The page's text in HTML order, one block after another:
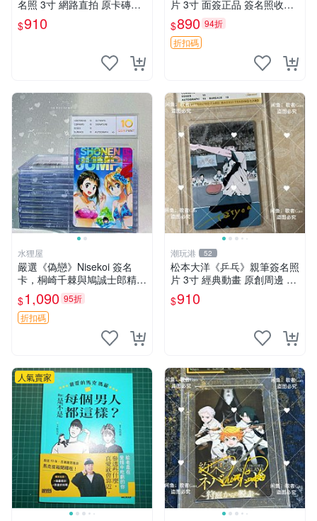
名照 3寸 網路直拍 原卡磚包
裝 發行限量 規格精細 收藏推
薦 yo-tsuba 簽名照 四葉妹妹
$910
片 3寸 面簽正品 簽名照收藏
推薦 電腦 動畫 原創漫畫
$890 94折
折扣碼
水狸屋
嚴選《偽戀》Nisekoi 簽名
卡，桐崎千棘與鳩誠士郎精美
周邊，3寸日版中古帶原裝卡
磚，國內直郵 偽戀 Nisekoi
簽名卡 桐崎千棘
$1,090 95折
折扣碼
潮玩港 52
松本大洋《乒乓》親筆簽名照
片 3寸 經典動畫 原創周邊 經
典動漫 周邊收藏 照片卡磚
$910
人氣賣家